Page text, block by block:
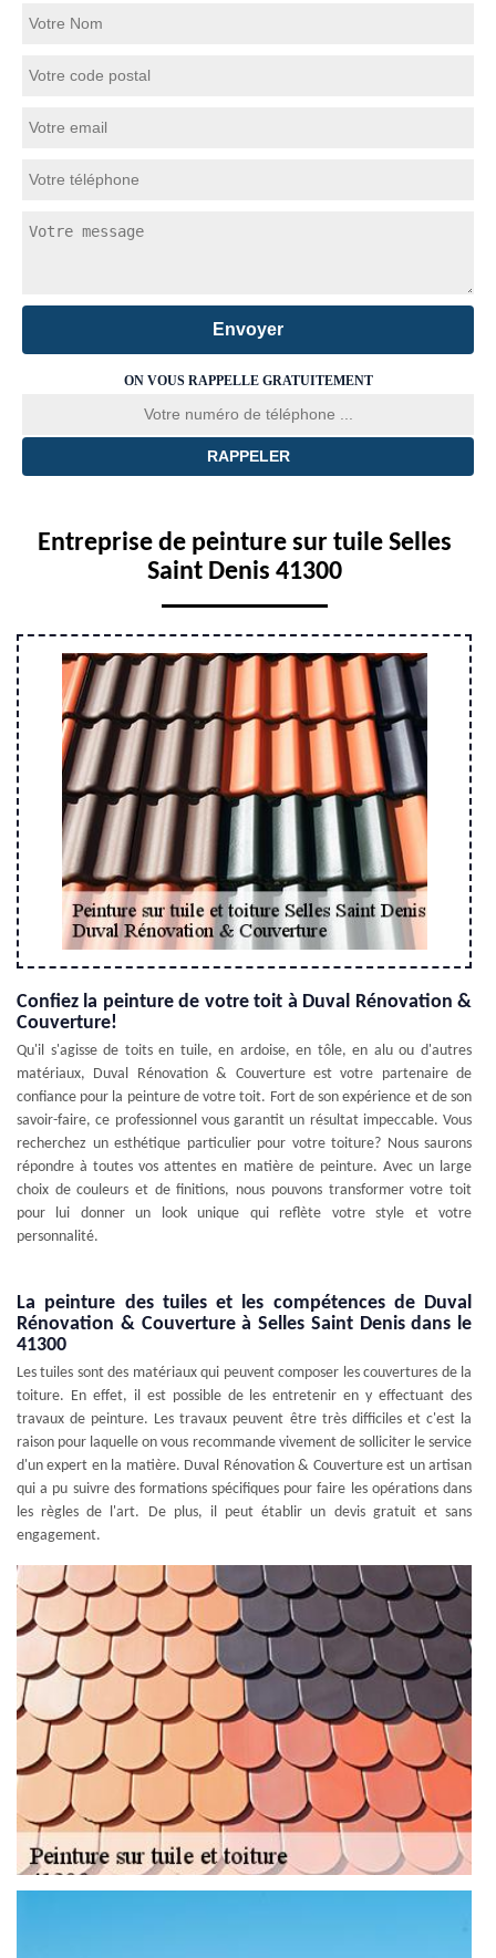
ON VOUS RAPPELLE GRATUITEMENT
Entreprise de peinture sur tuile Selles
Saint Denis 41300
Confiez la peinture de votre toit à Duval Rénovation &
Couverture!
Qu'il s'agisse de toits en tuile, en ardoise, en tôle, en alu ou d'autres
matériaux, Duval Rénovation & Couverture est votre partenaire de
confiance pour la peinture de votre toit. Fort de son expérience et de son
savoir-faire, ce professionnel vous garantit un résultat impeccable. Vous
recherchez un esthétique particulier pour votre toiture? Nous saurons
répondre à toutes vos attentes en matière de peinture. Avec un large
choix de couleurs et de finitions, nous pouvons transformer votre toit
pour lui donner un look unique qui reflète votre style et votre
personnalité.
La peinture des tuiles et les compétences de Duval
Rénovation & Couverture à Selles Saint Denis dans le
41300
Les tuiles sont des matériaux qui peuvent composer les couvertures de la
toiture. En effet, il est possible de les entretenir en y effectuant des
travaux de peinture. Les travaux peuvent être très difficiles et c'est la
raison pour laquelle on vous recommande vivement de solliciter le service
d'un expert en la matière. Duval Rénovation & Couverture est un artisan
qui a pu suivre des formations spécifiques pour faire les opérations dans
les règles de l'art. De plus, il peut établir un devis gratuit et sans
engagement.